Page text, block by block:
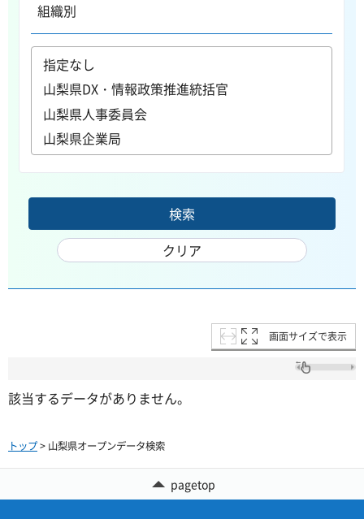
組織別
画面サイズで表示
該当するデータがありません。
トップ> 山梨県オープンデータ検索
pagetop